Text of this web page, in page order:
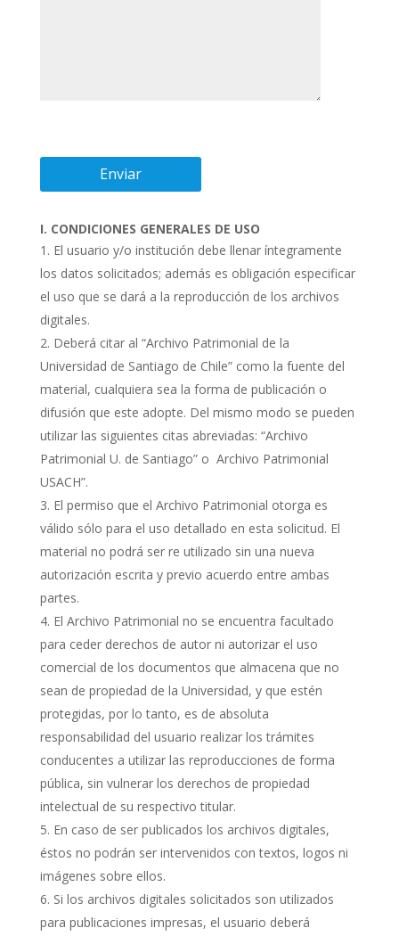
I. CONDICIONES GENERALES DE USO
El usuario y/o institución debe llenar íntegramente
los datos solicitados; además es obligación especificar
el uso que se dará a la reproducción de los archivos
digitales.
Deberá citar al “Archivo Patrimonial de la
Universidad de Santiago de Chile” como la fuente del
material, cualquiera sea la forma de publicación o
difusión que este adopte. Del mismo modo se pueden
utilizar las siguientes citas abreviadas: “Archivo
Patrimonial U. de Santiago” o Archivo Patrimonial
USACH”.
El permiso que el Archivo Patrimonial otorga es
válido sólo para el uso detallado en esta solicitud. El
material no podrá ser re utilizado sin una nueva
autorización escrita y previo acuerdo entre ambas
partes.
El Archivo Patrimonial no se encuentra facultado
para ceder derechos de autor ni autorizar el uso
comercial de los documentos que almacena que no
sean de propiedad de la Universidad, y que estén
protegidas, por lo tanto, es de absoluta
responsabilidad del usuario realizar los trámites
conducentes a utilizar las reproducciones de forma
pública, sin vulnerar los derechos de propiedad
intelectual de su respectivo titular.
En caso de ser publicados los archivos digitales,
éstos no podrán ser intervenidos con textos, logos ni
imágenes sobre ellos.
Si los archivos digitales solicitados son utilizados
para publicaciones impresas, el usuario deberá